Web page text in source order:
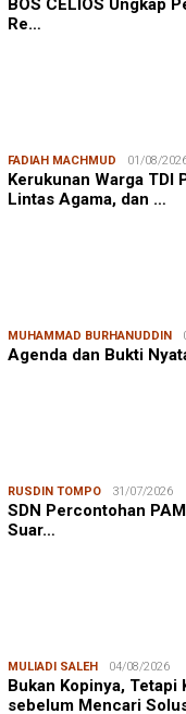
BOS CELIOS Ungkap
Re…
FADIAH MACHMUD 01/08/
Kerukunan Warga TDI
Lintas Agama, dan …
MUHAMMAD BURHANUDDIN
Agenda dan Bukti
RUSDIN TOMPO 31/07/2026
SDN Percontohan
Suar…
MULIADI SALEH 04/08/2026
Bukan Kopinya, Tetapi
sebelum Mencari